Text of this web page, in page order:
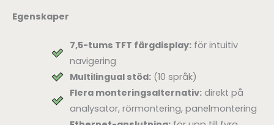
Egenskaper
7,5-tums TFT färgdisplay:för intuitiv
navigering
Multilingual stöd:(10 språk)
Flera monteringsalternativ:direkt på
analysator, rörmontering, panelmontering